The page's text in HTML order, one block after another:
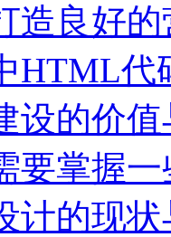
造良好
HTML代
设的价
要掌握
计的现